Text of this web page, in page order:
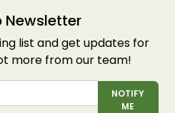
Newsletter
list and get updates for
more from our team!
NOTIFY
ME